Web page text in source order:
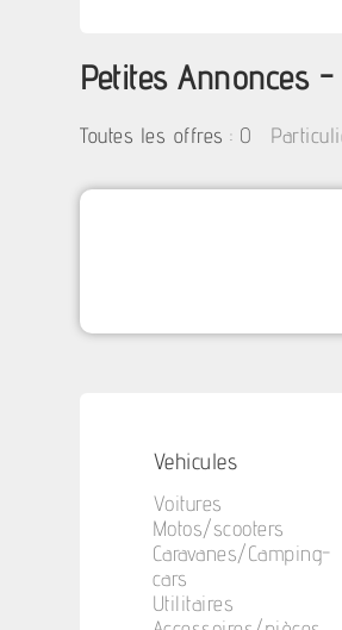
Petites Annonces
Toutes les offres : 0
Vehicules
Voitures
Motos/scooters
Caravanes/Camping-
cars
Utilitaires